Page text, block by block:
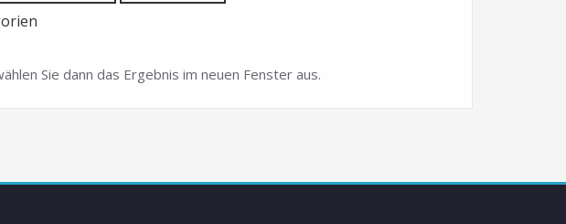
Sie dann das Ergebnis im neuen Fenster aus.